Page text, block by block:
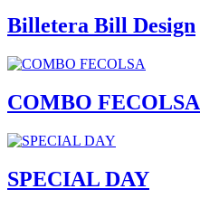
Billetera Bill Design
COMBO FECOLSA
SPECIAL DAY